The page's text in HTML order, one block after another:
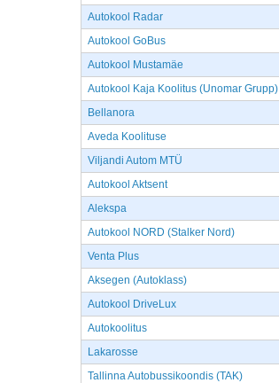
Autokool Radar
Autokool GoBus
Autokool Mustamäe
Autokool Kaja Koolitus (Unomar Grupp)
Bellanora
Aveda Koolituse
Viljandi Autom MTÜ
Autokool Aktsent
Alekspa
Autokool NORD (Stalker Nord)
Venta Plus
Aksegen (Autoklass)
Autokool DriveLux
Autokoolitus
Lakarosse
Tallinna Autobussikoondis (TAK)